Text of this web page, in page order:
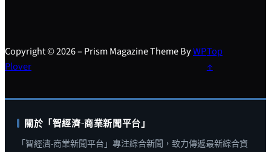
Copyright © 2026 – Prism Magazine Theme ByWP
Plover
Top
↑
關於「智經濟-商業新聞平台」
「智經濟-商業新聞平台」專注綜合新聞，致力傳遞最新綜合資